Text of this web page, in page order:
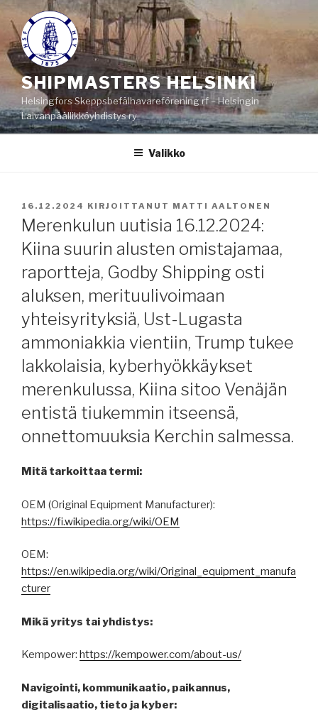
Siirry
sisältöön
SHIPMASTERS HELSINKI
Helsingfors Skeppsbefälhavareförening rf – Helsingin
Laivanpäällikköyhdistys ry
Valikko
JULKAISTU
16.12.2024 KIRJOITTANUT MATTI AALTONEN
Merenkulun uutisia 16.12.2024:
Kiina suurin alusten omistajamaa,
raportteja, Godby Shipping osti
aluksen, merituulivoimaan
yhteisyrityksiä, Ust-Lugasta
ammoniakkia vientiin, Trump tukee
lakkolaisia, kyberhyökkäykset
merenkulussa, Kiina sitoo Venäjän
entistä tiukemmin itseensä,
onnettomuuksia Kerchin salmessa.
Mitä tarkoittaa termi:
OEM (Original Equipment Manufacturer):
https://fi.wikipedia.org/wiki/OEM
OEM:
https://en.wikipedia.org/wiki/Original_equipment_manufa
cturer
Mikä yritys tai yhdistys:
Kempower: https://kempower.com/about-us/
Navigointi, kommunikaatio, paikannus,
digitalisaatio, tieto ja kyber: